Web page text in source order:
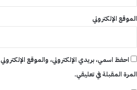
الموقع الإلكتروني
احفظ اسمي، بريدي الإلكتروني، والموقع
المرة المقبلة في تعليقي.